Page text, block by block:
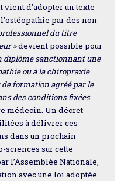
d’adopter un texte
par des non-
du titre
»devient possible pour
diplôme sanctionnant une
ou à la chiropraxie
formation agréé par le
des conditions fixées
médecin. Un décret
à délivrer ces
dans un prochain
sciences sur cette
l’Assemblée Nationale,
avec une loi adoptée